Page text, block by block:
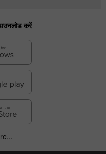
करें